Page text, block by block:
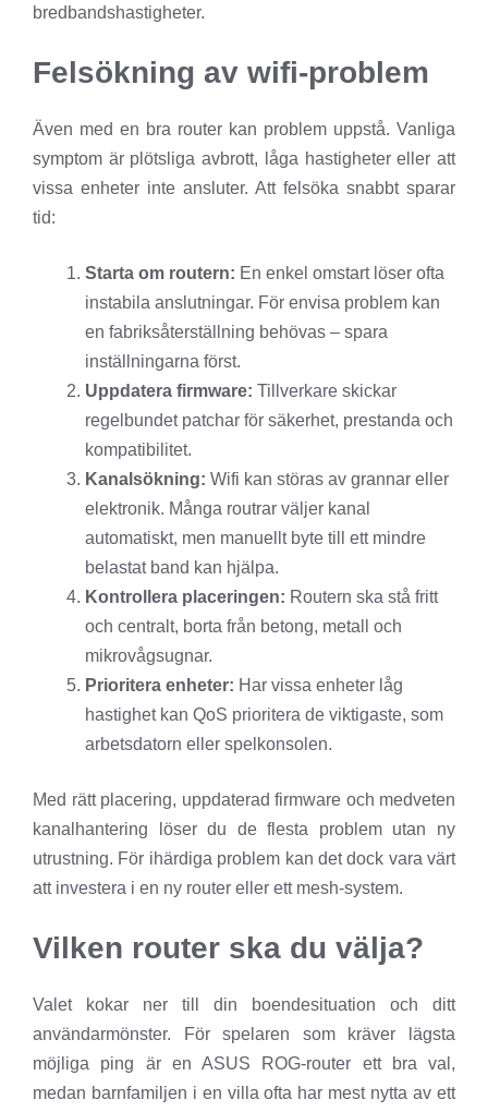
bredbandshastigheter.
Felsökning av wifi-problem
Även med en bra router kan problem uppstå. Vanliga
symptom är plötsliga avbrott, låga hastigheter eller att
vissa enheter inte ansluter. Att felsöka snabbt sparar
tid:
Starta om routern: En enkel omstart löser ofta
instabila anslutningar. För envisa problem kan
en fabriksåterställning behövas – spara
inställningarna först.
Uppdatera firmware: Tillverkare skickar
regelbundet patchar för säkerhet, prestanda och
kompatibilitet.
Kanalsökning: Wifi kan störas av grannar eller
elektronik. Många routrar väljer kanal
automatiskt, men manuellt byte till ett mindre
belastat band kan hjälpa.
Kontrollera placeringen: Routern ska stå fritt
och centralt, borta från betong, metall och
mikrovågsugnar.
Prioritera enheter: Har vissa enheter låg
hastighet kan QoS prioritera de viktigaste, som
arbetsdatorn eller spelkonsolen.
Med rätt placering, uppdaterad firmware och medveten
kanalhantering löser du de flesta problem utan ny
utrustning. För ihärdiga problem kan det dock vara värt
att investera i en ny router eller ett mesh-system.
Vilken router ska du välja?
Valet kokar ner till din boendesituation och ditt
användarmönster. För spelaren som kräver lägsta
möjliga ping är en ASUS ROG-router ett bra val,
medan barnfamiljen i en villa ofta har mest nytta av ett